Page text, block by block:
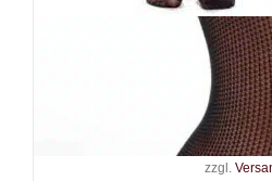
Erogance
9,90€
Inkl.
zzgl.